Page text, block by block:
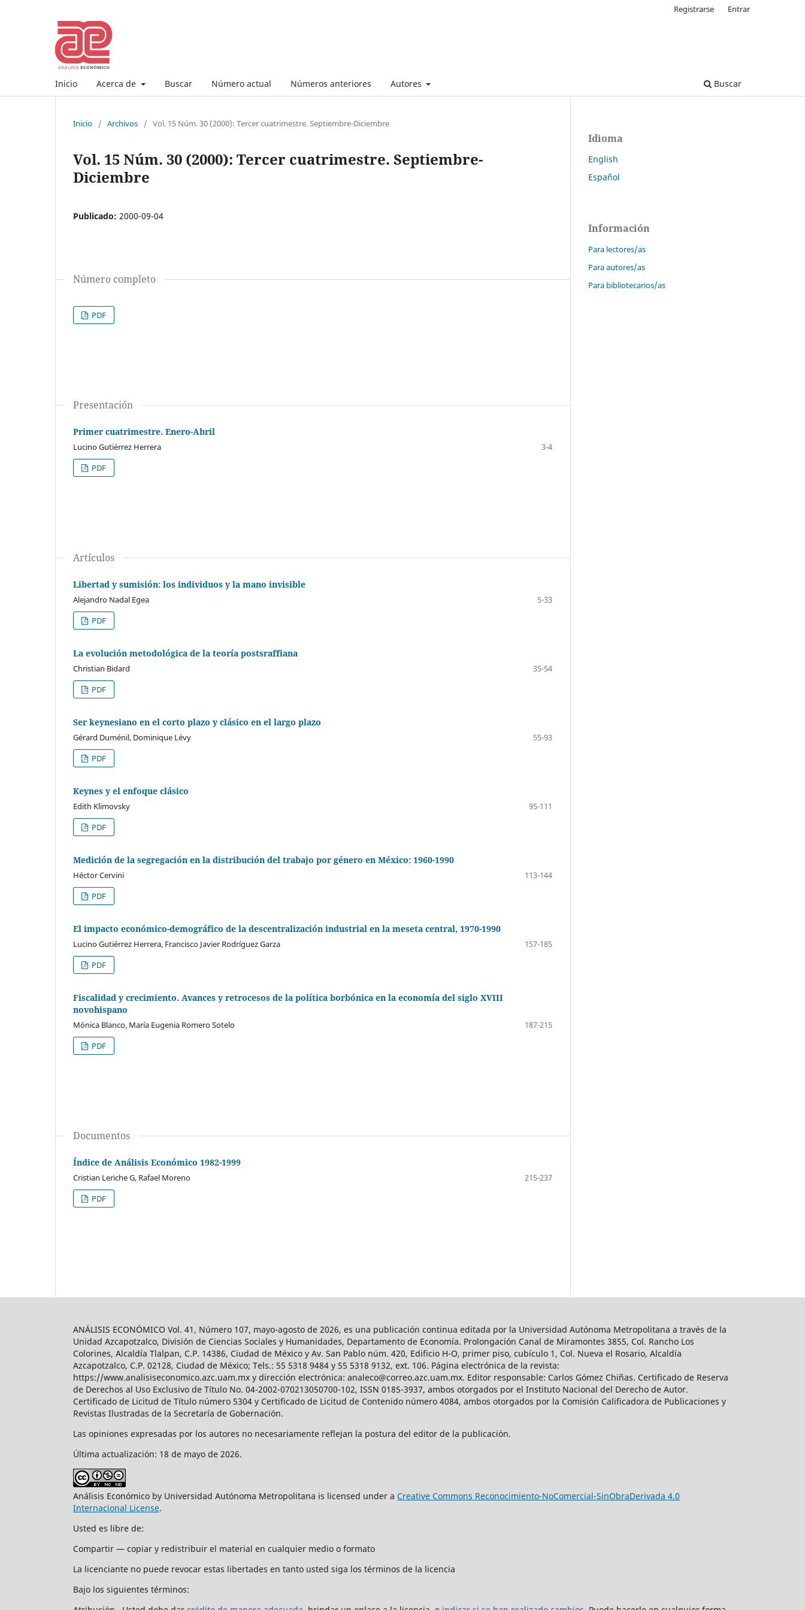
Inicio Acerca de Buscar Número actual Números anteriores Autores Buscar
Registrarse Entrar
Inicio / Archivos / Vol. 15 Núm. 30 (2000): Tercer cuatrimestre. Septiembre-Diciembre
Vol. 15 Núm. 30 (2000): Tercer cuatrimestre. Septiembre-
Diciembre
Publicado: 2000-09-04
Número completo
PDF
Presentación
Primer cuatrimestre. Enero-Abril
Lucino Gutiérrez Herrera
3-4
PDF
Artículos
Libertad y sumisión: los individuos y la mano invisible
Alejandro Nadal Egea
5-33
PDF
La evolución metodológica de la teoría postsraffiana
Christian Bidard
35-54
PDF
Ser keynesiano en el corto plazo y clásico en el largo plazo
Gérard Duménil, Dominique Lévy
55-93
PDF
Keynes y el enfoque clásico
Edith Klimovsky
95-111
PDF
Medición de la segregación en la distribución del trabajo por género en México: 1960-1990
Héctor Cervini
113-144
PDF
El impacto económico-demográfico de la descentralización industrial en la meseta central, 1970-1990
Lucino Gutiérrez Herrera, Francisco Javier Rodríguez Garza
157-185
PDF
Fiscalidad y crecimiento. Avances y retrocesos de la política borbónica en la economía del siglo XVIII
novohispano
Mónica Blanco, María Eugenia Romero Sotelo
187-215
PDF
Documentos
Índice de Análisis Económico 1982-1999
Cristian Leriche G, Rafael Moreno
215-237
PDF
Idioma
English
Español
Información
Para lectores/as
Para autores/as
Para bibliotecarios/as
ANÁLISIS ECONÓMICO Vol. 41, Número 107, mayo-agosto de 2026, es una publicación continua editada por la Universidad Autónoma Metropolitana a través de la
Unidad Azcapotzalco, División de Ciencias Sociales y Humanidades, Departamento de Economía. Prolongación Canal de Miramontes 3855, Col. Rancho Los
Colorines, Alcaldía Tlalpan, C.P. 14386, Ciudad de México y Av. San Pablo núm. 420, Edificio H-O, primer piso, cubículo 1, Col. Nueva el Rosario, Alcaldía
Azcapotzalco, C.P. 02128, Ciudad de México; Tels.: 55 5318 9484 y 55 5318 9132, ext. 106. Página electrónica de la revista:
https://www.analisiseconomico.azc.uam.mx y dirección electrónica: analeco@correo.azc.uam.mx. Editor responsable: Carlos Gómez Chiñas. Certificado de Reserva
de Derechos al Uso Exclusivo de Título No. 04-2002-070213050700-102, ISSN 0185-3937, ambos otorgados por el Instituto Nacional del Derecho de Autor.
Certificado de Licitud de Título número 5304 y Certificado de Licitud de Contenido número 4084, ambos otorgados por la Comisión Calificadora de Publicaciones y
Revistas Ilustradas de la Secretaría de Gobernación.
Las opiniones expresadas por los autores no necesariamente reflejan la postura del editor de la publicación.
Última actualización: 18 de mayo de 2026.
Análisis Económico by Universidad Autónoma Metropolitana is licensed under a Creative Commons Reconocimiento-NoComercial-SinObraDerivada 4.0
Internacional License.
Usted es libre de:
Compartir — copiar y redistribuir el material en cualquier medio o formato
La licenciante no puede revocar estas libertades en tanto usted siga los términos de la licencia
Bajo los siguientes términos: